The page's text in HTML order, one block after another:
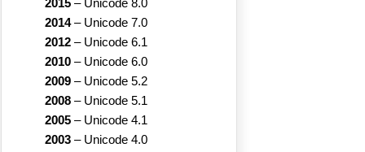
2015 – Unicode 8.0
2014– Unicode 7.0
2012 – Unicode 6.1
2010 – Unicode 6.0
2009 – Unicode 5.2
2008 – Unicode 5.1
2005 – Unicode 4.1
2003 – Unicode 4.0